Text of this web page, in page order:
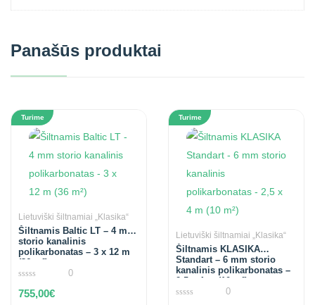
Panašūs produktai
Turime
Lietuviški šiltnamiai „Klasika“
Šiltnamis Baltic LT – 4 mm
storio kanalinis
polikarbonatas – 3 x 12 m
(36 m²)
out
0
755,00€
Turime
Lietuviški šiltnamiai „Klasika“
Šiltnamis KLASIKA
Standart – 6 mm storio
kanalinis polikarbonatas –
2,5 x 4 m (10 m²)
0